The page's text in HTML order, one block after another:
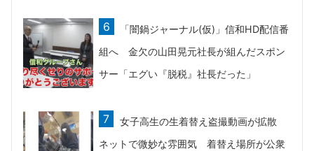
「闇鍋ジャーナル(仮)」信和HD配信番
組へ 金欠の山田晃元社長が組んだスポン
サー「エグい『脱税』社長だった」
女子高生の生着替え盗撮動画が拡散
ネットで微妙な雰囲気 着替え場所が公衆